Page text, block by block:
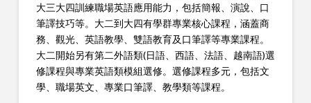
大三大四訓練職場英語應用能力，包括簡報、演說、口
筆譯技巧等。大二到大四有學群專業核心課程，涵蓋商
務、觀光、英語教學、雙語教育及口筆譯等專業課程。
大二開始另有第二外語類(日語、西語、法語、越南語)選
修課程與專業英語類模組選修。選修課程多元，包括文
學、職場英文、專業口筆譯、教學類等課程。